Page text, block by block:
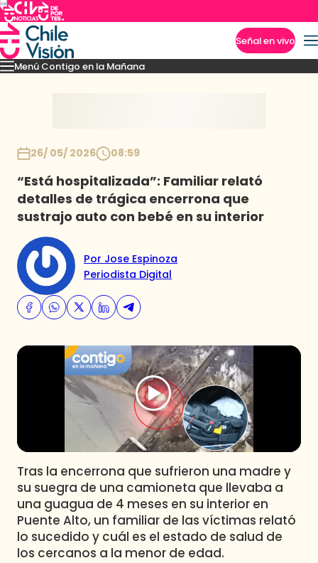
Señal en vivo
Menú Contigo en la Mañana
MomentosReportajesDenunciasPolicialPolíticaEspectáculo
26/ 05/ 2026 08:59
“Está hospitalizada”: Familiar relató
detalles de trágica encerrona que
sustrajo auto con bebé en su interior
Por Jose Espinoza
Periodista Digital
Tras la encerrona que sufrieron una madre y
su suegra de una camioneta que llevaba a
una guagua de 4 meses en su interior en
Puente Alto, un familiar de las víctimas relató
lo sucedido y cuál es el estado de salud de
los cercanos a la menor de edad.
Imperdibles
Club De La Comedia
Contigo en Directo
Plan Perfecto
Todos Los Programas